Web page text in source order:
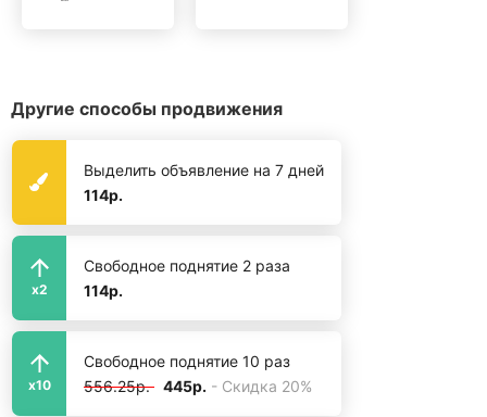
Другие способы продвижения
Выделить объявление на 7 дней
114р.
x2
Свободное поднятие 2 раза
114р.
x10
Свободное поднятие 10 раз
556.25р. 445р. - Скидка 20%